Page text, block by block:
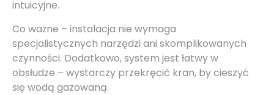
intuicyjne.
Co ważne – instalacja nie wymaga
specjalistycznych narzędzi ani skomplikowanych
czynności. Dodatkowo, system jest łatwy w
obsłudze – wystarczy przekręcić kran, by cieszyć
się wodą gazowaną.